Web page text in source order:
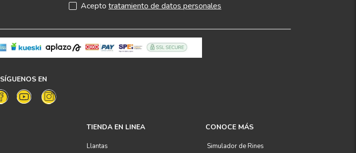
Acepto tratamiento de datos personales
SÍGUENOS EN
TIENDA EN LINEA
Llantas
CONOCE MÁS
Simulador de Rines